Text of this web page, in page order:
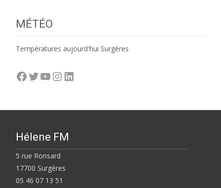
MÉTÉO
Températures aujourd'hui Surgères
Facebook
Twitter
YouTube
Instagram
LinkedIn
Hélene FM
5 rue Ronsard
17700 Surgères
05 46 07 13 51